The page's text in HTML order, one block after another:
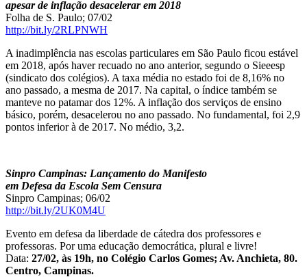
apesar de inflação desacelerar em 2018
Folha de S. Paulo; 07/02
http://bit.ly/2RLPNWH
A inadimplência nas escolas particulares em São Paulo ficou estável
em 2018, após haver recuado no ano anterior, segundo o Sieeesp
(sindicato dos colégios). A taxa média no estado foi de 8,16% no
ano passado, a mesma de 2017. Na capital, o índice também se
manteve no patamar dos 12%. A inflação dos serviços de ensino
básico, porém, desacelerou no ano passado. No fundamental, foi 2,9
pontos inferior à de 2017. No médio, 3,2.
Sinpro Campinas: Lançamento do Manifesto
em Defesa da Escola Sem Censura
Sinpro Campinas; 06/02
http://bit.ly/2UK0M4U
Evento em defesa da liberdade de cátedra dos professores e
professoras. Por uma educação democrática, plural e livre!
Data: 27/02, às 19h, no Colégio Carlos Gomes; Av. Anchieta, 80.
Centro, Campinas.